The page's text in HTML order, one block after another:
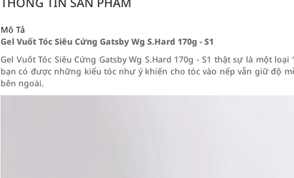
Mô Tả
Gel Vuốt Tóc Siêu Cứng Gatsby Wg S.Hard 170g - S1
Gel Vuốt Tóc Siêu Cứng Gatsby Wg S.Hard 170g - S1 thật sự là một
bạn có được những kiểu tóc như ý khiến cho tóc vào nếp vẫn giữ độ
bên ngoài.